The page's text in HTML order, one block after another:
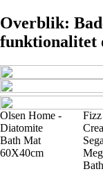
Overblik:
funktionalitet
Olsen Home -
Diatomite
Bath Mat
60X40cm
Fizz
Sega